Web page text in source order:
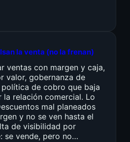
la venta (no la frenan)
ventas con margen y caja,
valor, gobernanza de
de cobro que baja
la relación comercial. Lo
mal planeados
y no se ven hasta el
de visibilidad por
se vende, pero no…